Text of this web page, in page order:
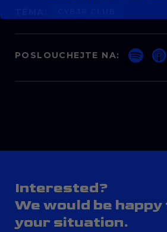
POSLOUCHEJTE NA:
Interested?
We would be
your situation.